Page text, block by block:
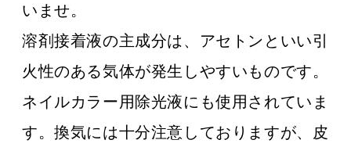
いませ。
溶剤接着液の主成分は、アセトンといい引
火性のある気体が発生しやすいものです。
ネイルカラー用除光液にも使用されていま
す。換気には十分注意しておりますが、皮